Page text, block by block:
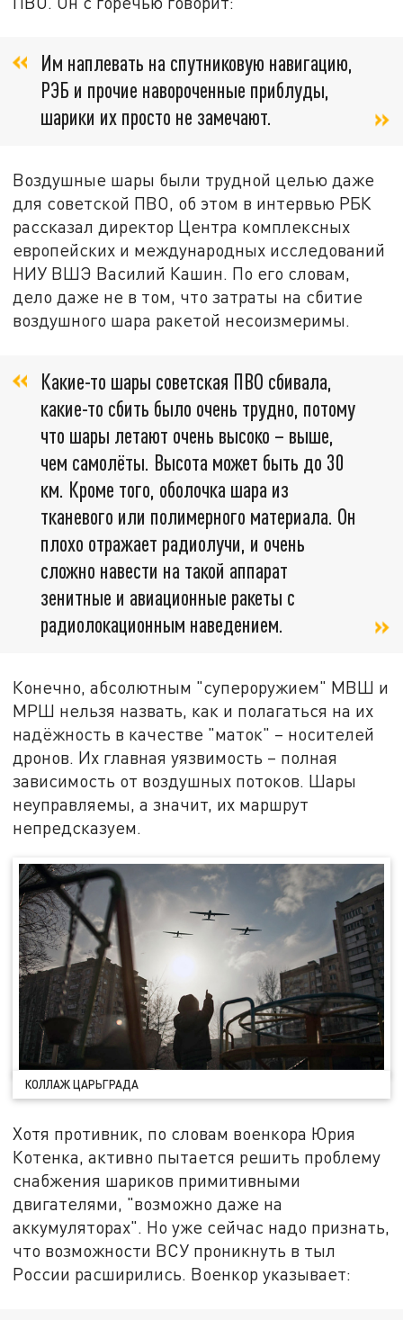
Им наплевать на спутниковую навигацию,
РЭБ и прочие навороченные приблуды,
шарики их просто не замечают.
Воздушные шары были трудной целью даже
для советской ПВО, об этом в интервью РБК
рассказал директор Центра комплексных
европейских и международных исследований
НИУ ВШЭ Василий Кашин. По его словам,
дело даже не в том, что затраты на сбитие
воздушного шара ракетой несоизмеримы.
Какие-то шары советская ПВО сбивала,
какие-то сбить было очень трудно, потому
что шары летают очень высоко – выше,
чем самолёты. Высота может быть до 30
км. Кроме того, оболочка шара из
тканевого или полимерного материала. Он
плохо отражает радиолучи, и очень
сложно навести на такой аппарат
зенитные и авиационные ракеты с
радиолокационным наведением.
Конечно, абсолютным "супероружием" МВШ и
МРШ нельзя назвать, как и полагаться на их
надёжность в качестве "маток" – носителей
дронов. Их главная уязвимость – полная
зависимость от воздушных потоков. Шары
неуправляемы, а значит, их маршрут
непредсказуем.
КОЛЛАЖ ЦАРЬГРАДА
Хотя противник, по словам военкора Юрия
Котенка, активно пытается решить проблему
снабжения шариков примитивными
двигателями, "возможно даже на
аккумуляторах". Но уже сейчас надо признать,
что возможности ВСУ проникнуть в тыл
России расширились. Военкор указывает: